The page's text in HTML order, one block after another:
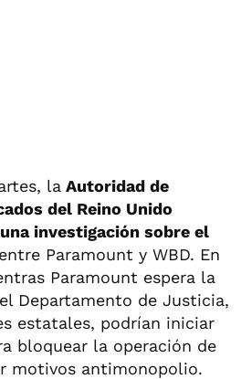
la Autoridad de
del Reino Unido
investigación sobre el
Paramount y WBD. En
Paramount espera la
Departamento de Justicia,
estatales, podrían iniciar
bloquear la operación de
motivos antimonopolio.